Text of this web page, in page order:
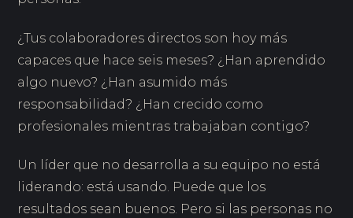
¿Tus colaboradores directos son hoy más
capaces que hace seis meses? ¿Han aprendido
algo nuevo? ¿Han asumido más
responsabilidad? ¿Han crecido como
profesionales mientras trabajaban contigo?
Un líder que no desarrolla a su equipo no está
liderando: está usando. Puede que los
resultados sean buenos. Pero si las personas no